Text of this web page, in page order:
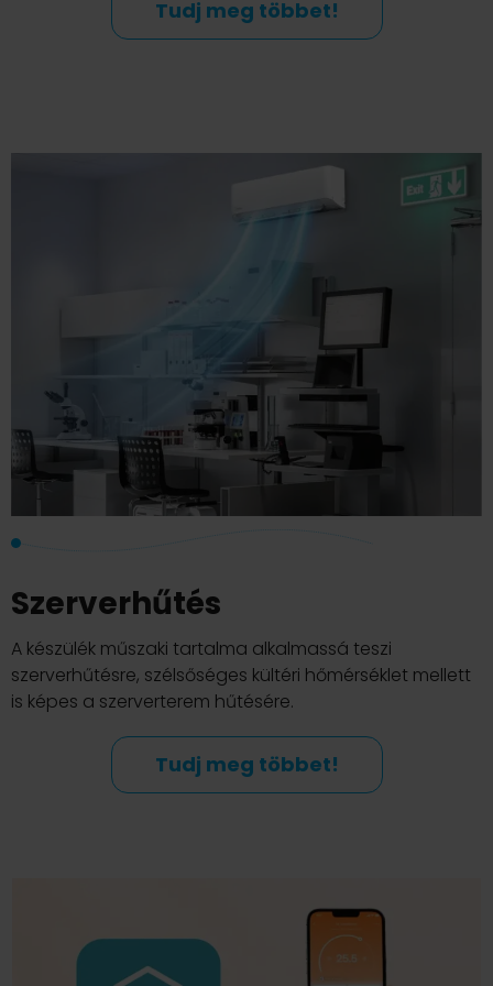
Tudj meg többet!
Szerverhűtés
A készülék műszaki tartalma alkalmassá teszi
szerverhűtésre, szélsőséges kültéri hőmérséklet mellett
is képes a szerverterem hűtésére.
Tudj meg többet!